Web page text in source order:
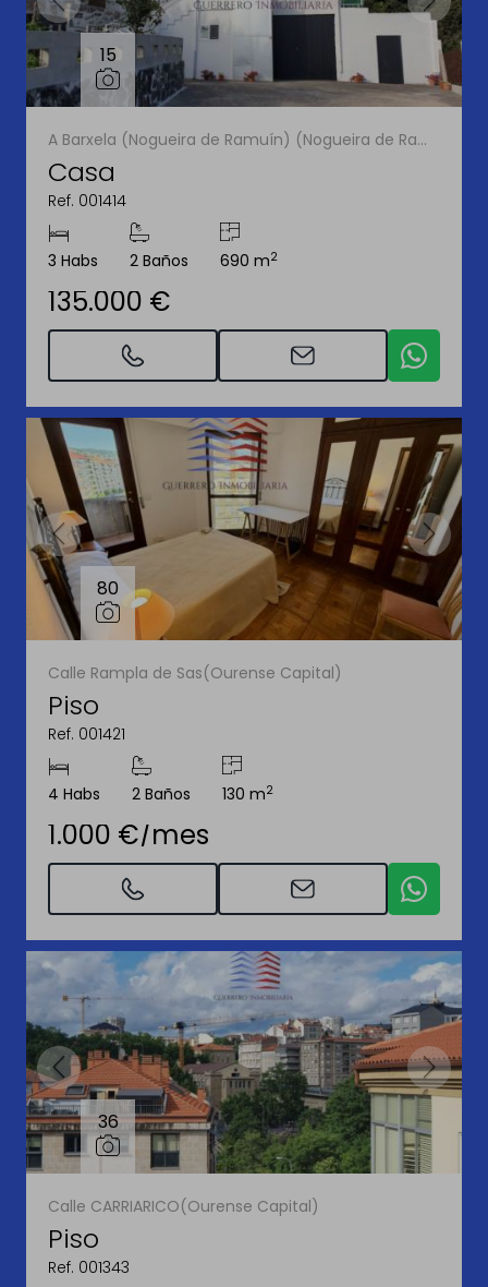
15
A Barxela (Nogueira de Ramuín) (Nogueira de Ramuín)
Casa
Ref. 001414
3 Habs 2 Baños 690 m2
135.000 €
80
Calle Rampla de Sas(Ourense Capital)
Piso
Ref. 001421
4 Habs 2 Baños 130 m2
1.000 €/mes
36
Calle CARRIARICO(Ourense Capital)
Piso
Ref. 001343